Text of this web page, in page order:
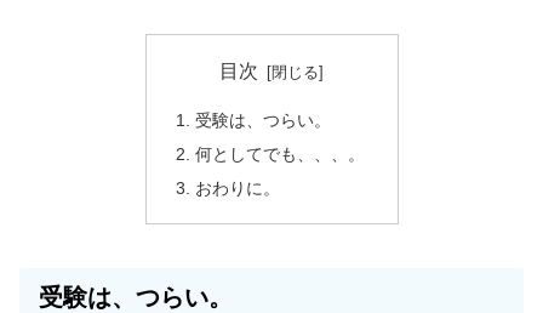
目次
受験は、つらい。
何としてでも、、、。
おわりに。
受験は、つらい。